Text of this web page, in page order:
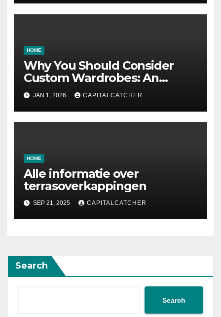
HOME
Why You Should Consider
Custom Wardrobes: An
Intelligent Approach to
Designing Your Storage
Space
JAN 1, 2026 CAPITALCATCHER
HOME
Alle informatie over
terrasoverkappingen
SEP 21, 2025 CAPITALCATCHER
Search
Search